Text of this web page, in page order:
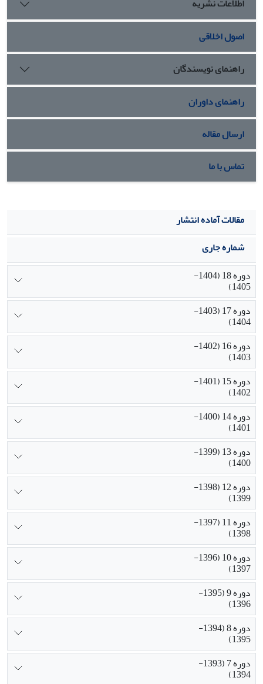
اطلاعات نشریه
اصول اخلاقی
راهنمای نویسندگان
راهنمای داوران
ارسال مقاله
تماس با ما
مقالات آماده انتشار
شماره جاری
دوره 18 (1404-
1405)
دوره 17 (1403-
1404)
دوره 16 (1402-
1403)
دوره 15 (1401-
1402)
دوره 14 (1400-
1401)
دوره 13 (1399-
1400)
دوره 12 (1398-
1399)
دوره 11 (1397-
1398)
دوره 10 (1396-
1397)
دوره 9 (1395-
1396)
دوره 8 (1394-
1395)
دوره 7 (1393-
1394)